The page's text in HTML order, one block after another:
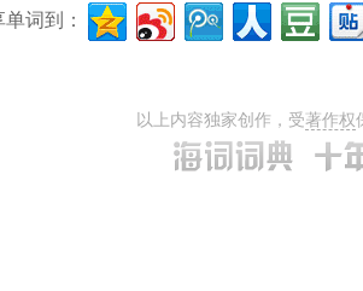
词到：
以上内容独家创作，受著作权